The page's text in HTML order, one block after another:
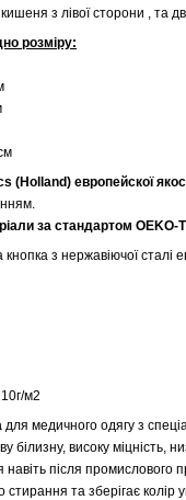
з лівої сторони , та
розміру:
(Holland) европейскої
за стандартом OEKO-
з нержавіючої сталі
м2
для медичного одягу з
білизну, високу міцність,
навіть після промислового
стирання та зберігає